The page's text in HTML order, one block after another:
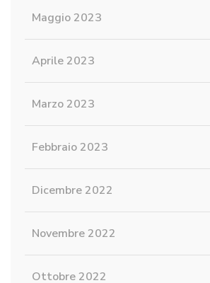
Maggio 2023
Aprile 2023
Marzo 2023
Febbraio 2023
Dicembre 2022
Novembre 2022
Ottobre 2022